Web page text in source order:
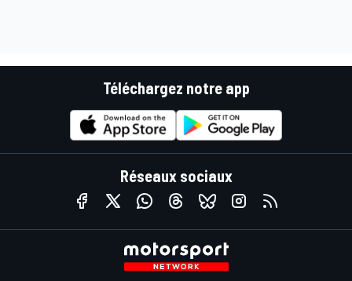
Téléchargez notre app
Réseaux sociaux